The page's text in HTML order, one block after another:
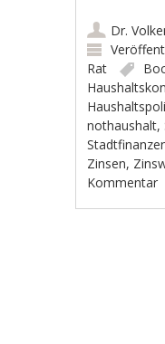
Dr.
Rat
nothaushalt,
Zinsen,
Kommentar